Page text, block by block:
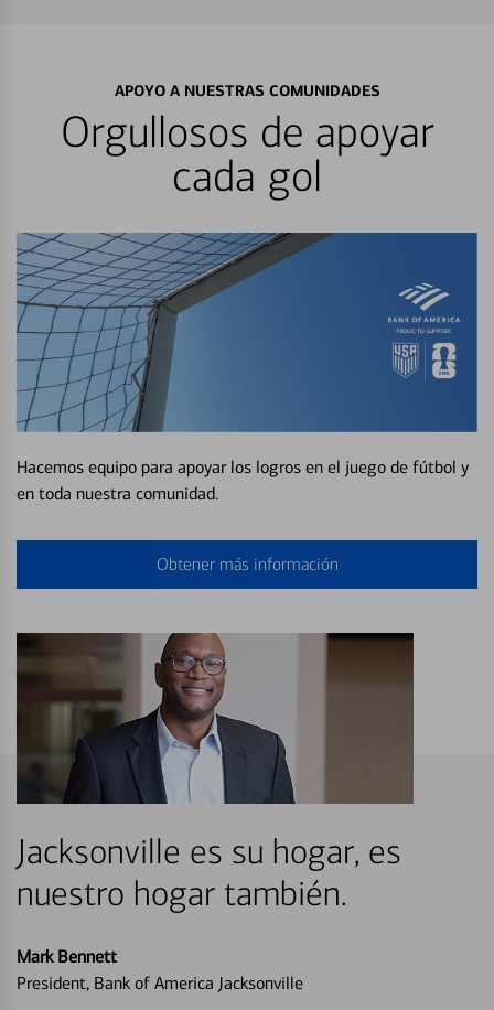
APOYO A NUESTRAS COMUNIDADES
Orgullosos de apoyar
cada gol
Hacemos equipo para apoyar los logros en el juego de fútbol y
en toda nuestra comunidad.
Obtener más información
Jacksonville es su hogar, es
nuestro hogar también.
Mark Bennett
President, Bank of America Jacksonville